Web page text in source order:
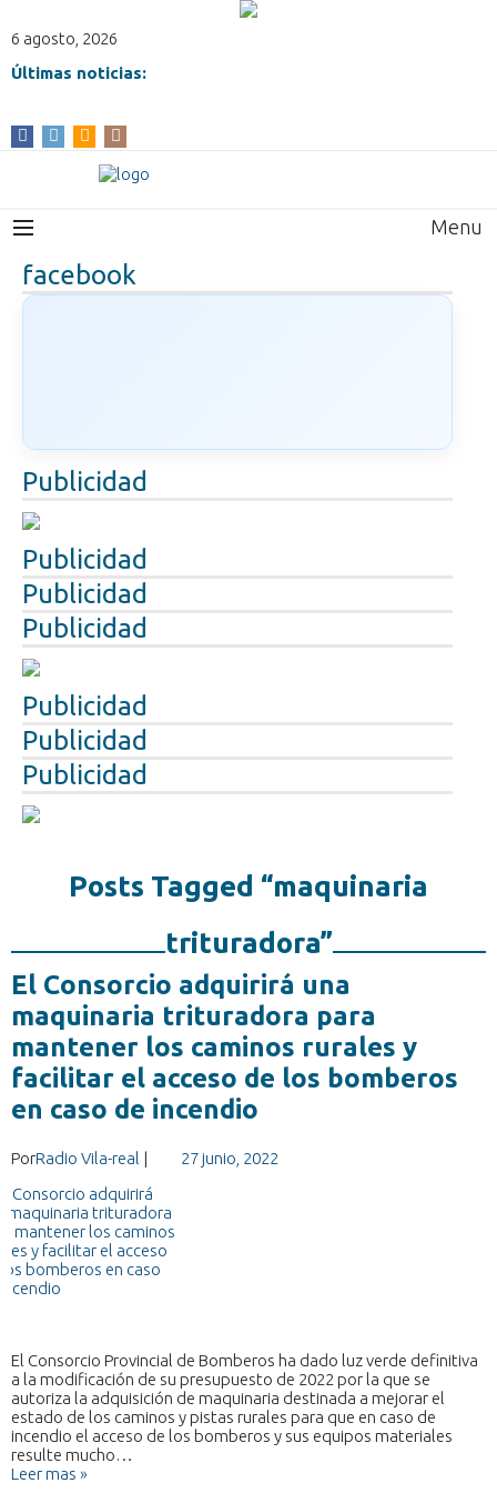
6 agosto, 2026
Últimas noticias:
Menu
facebook
Publicidad
Publicidad
Publicidad
Publicidad
Publicidad
Publicidad
Publicidad
Posts Tagged “maquinaria
trituradora”
El Consorcio adquirirá una
maquinaria trituradora para
mantener los caminos rurales y
facilitar el acceso de los bomberos
en caso de incendio
PorRadio Vila-real | 27 junio, 2022
El Consorcio Provincial de Bomberos ha dado luz verde definitiva
a la modificación de su presupuesto de 2022 por la que se
autoriza la adquisición de maquinaria destinada a mejorar el
estado de los caminos y pistas rurales para que en caso de
incendio el acceso de los bomberos y sus equipos materiales
resulte mucho…
Leer mas »